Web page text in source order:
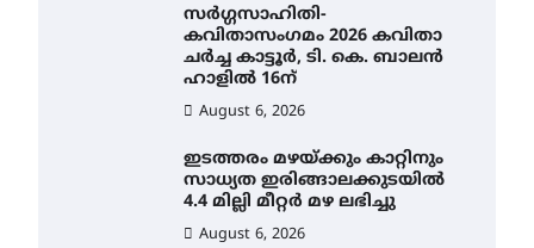
സർഗ്ഗസാഹിതി-
കവിതാസംഗമം 2026 കവിതാ
ചർച്ച കാട്ടൂർ, ടി. കെ. ബാലൻ
ഹാളിൽ 16ന്
August 6, 2026
ഇടത്തരം മഴയ്ക്കും കാറ്റിനും
സാധ്യത ഇരിങ്ങാലക്കുടയിൽ
4.4 മില്ലി മീറ്റർ മഴ ലഭിച്ചു
August 6, 2026